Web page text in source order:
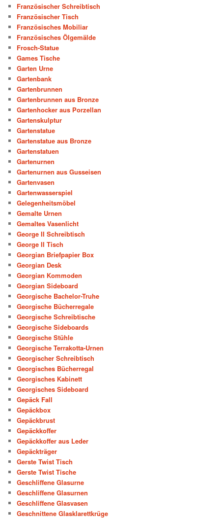
Französischer Schreibtisch
Französischer Tisch
Französisches Mobiliar
Französisches Ölgemälde
Frosch-Statue
Games Tische
Garten Urne
Gartenbank
Gartenbrunnen
Gartenbrunnen aus Bronze
Gartenhocker aus Porzellan
Gartenskulptur
Gartenstatue
Gartenstatue aus Bronze
Gartenstatuen
Gartenurnen
Gartenurnen aus Gusseisen
Gartenvasen
Gartenwasserspiel
Gelegenheitsmöbel
Gemalte Urnen
Gemaltes Vasenlicht
George II Schreibtisch
George II Tisch
Georgian Briefpapier Box
Georgian Desk
Georgian Kommoden
Georgian Sideboard
Georgische Bachelor-Truhe
Georgische Bücherregale
Georgische Schreibtische
Georgische Sideboards
Georgische Stühle
Georgische Terrakotta-Urnen
Georgischer Schreibtisch
Georgisches Bücherregal
Georgisches Kabinett
Georgisches Sideboard
Gepäck Fall
Gepäckbox
Gepäckbrust
Gepäckkoffer
Gepäckkoffer aus Leder
Gepäckträger
Gerste Twist Tisch
Gerste Twist Tische
Geschliffene Glasurne
Geschliffene Glasurnen
Geschliffene Glasvasen
Geschnittene Glasklarettkrüge